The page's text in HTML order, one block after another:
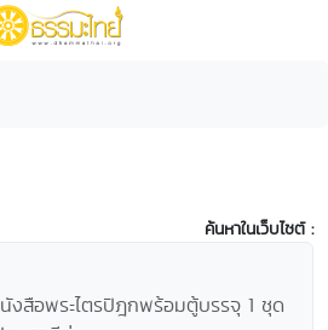
ค้นหาในเว็บไซต์ :
งสือพระไตรปิฎกพร้อมตู้บรรจุ 1 ชุด